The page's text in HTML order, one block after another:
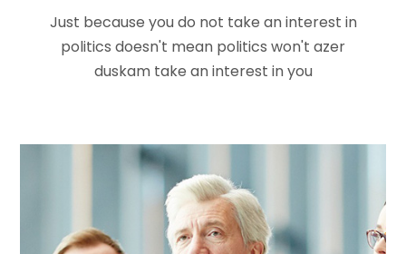
Just because you do not take an interest in
politics doesn't mean politics won't azer
duskam take an interest in you